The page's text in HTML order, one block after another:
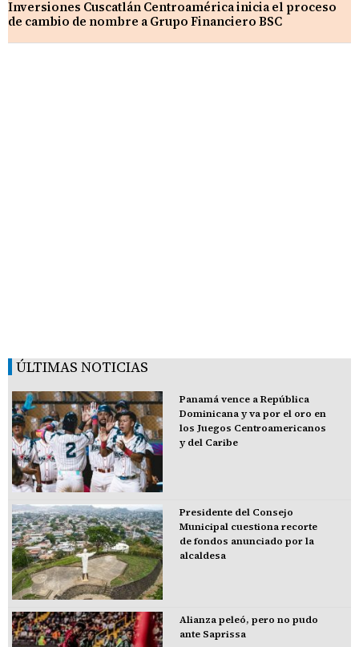
Inversiones Cuscatlán Centroamérica inicia el proceso
de cambio de nombre a Grupo Financiero BSC
ÚLTIMAS NOTICIAS
Panamá vence a República
Dominicana y va por el oro en
los Juegos Centroamericanos
y del Caribe
Presidente del Consejo
Municipal cuestiona recorte
de fondos anunciado por la
alcaldesa
Alianza peleó, pero no pudo
ante Saprissa